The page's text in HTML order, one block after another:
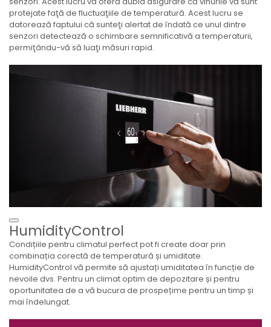
protejate faţă de fluctuaţiile de temperatură. Acest lucru se
datorează faptului că sunteţi alertat de îndată ce unul dintre
senzori detectează o schimbare semnificativă a temperaturii,
permiţându-vă să luaţi măsuri rapid.
HumidityControl
Condițiile pentru climatul perfect pot fi create doar prin
combinația corectă de temperatură și umiditate.
HumidityControl vă permite să ajustați umiditatea în funcție de
nevoile dvs. Pentru un climat optim de depozitare și pentru
oportunitatea de a vă bucura de prospețime pentru un timp și
mai îndelungat.